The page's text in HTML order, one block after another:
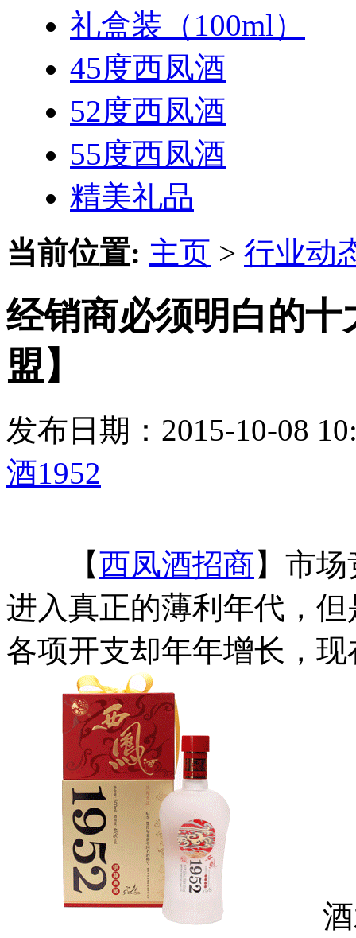
礼盒装（100ml）
45度西凤酒
52度西凤酒
55度西凤酒
精美礼品
当前位置: 主页 > 行业动
经销商必须明白的十
盟】
发布日期：2015-10-08
酒1952
【西凤酒招商】市
进入真正的薄利年代，
各项开支却年年增长，
酒水